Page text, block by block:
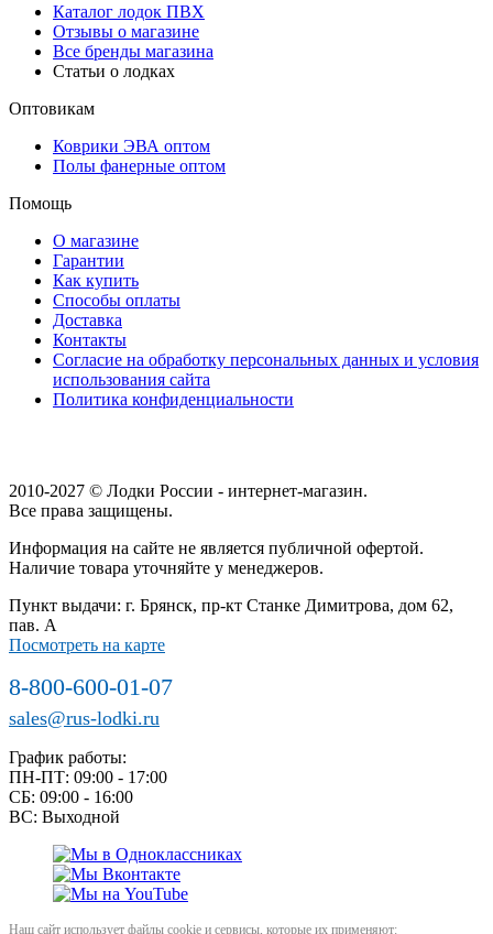
Каталог лодок ПВХ
Отзывы о магазине
Все бренды магазина
Статьи о лодках
Оптовикам
Коврики ЭВА оптом
Полы фанерные оптом
Помощь
О магазине
Гарантии
Как купить
Способы оплаты
Доставка
Контакты
Согласие на обработку персональных данных и условия
использования сайта
Политика конфиденциальности
2010-2027 © Лодки России - интернет-магазин.
Все права защищены.
Информация на сайте не является публичной офертой.
Наличие товара уточняйте у менеджеров.
Пункт выдачи: г. Брянск, пр-кт Станке Димитрова, дом 62,
пав. А
Посмотреть на карте
8-800-600-01-07
sales@rus-lodki.ru
График работы:
ПН-ПТ: 09:00 - 17:00
СБ: 09:00 - 16:00
ВС: Выходной
Наш сайт использует файлы cookie и сервисы, которые их применяют: